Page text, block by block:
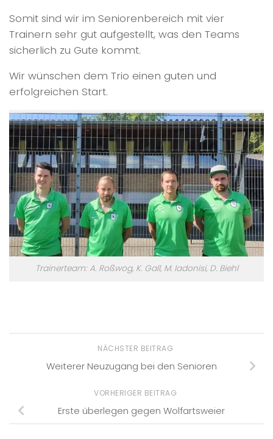
Somit sind wir im Seniorenbereich mit vier
Trainern sehr gut aufgestellt, was den Teams
sicherlich zu Gute kommt.
Wir wünschen dem Trio einen guten und
erfolgreichen Start.
Trainerteam: A. Roßwog, K. Gall, M. Iadonisi, D. Biehl
NÄCHSTER BEITRAG
Weiterer Neuzugang bei den Senioren
VORHERIGER BEITRAG
Erste überlegen gegen Wolfartsweier